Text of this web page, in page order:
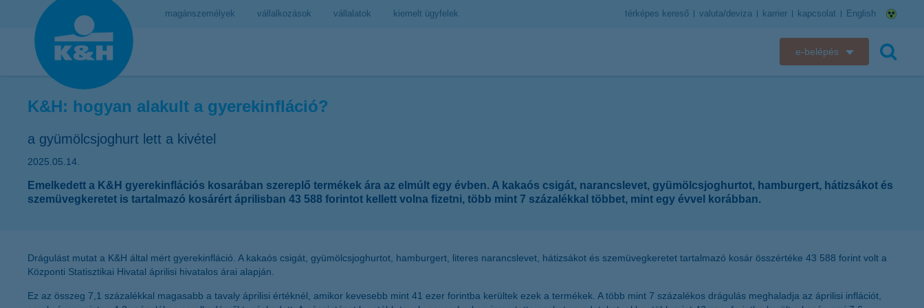
magánszemélyek vállalkozások vállalatok kiemelt ügyfelek térképes kereső valuta/deviza karrier kapcsolat English
e-belépés
K&H web Electra
K&H SZÉP Kártya
K&H: hogyan alakult a gyerekinfláció?
a gyümölcsjoghurt lett a kivétel
2025.05.14.
Emelkedett a K&H gyerekinflációs kosarában szereplő termékek ára az elmúlt egy évben. A kakaós csigát, narancslevet, gyümölcsjoghurtot, hamburgert, hátizsákot és
szemüvegkeretet is tartalmazó kosárért áprilisban 43 588 forintot kellett volna fizetni, több mint 7 százalékkal többet, mint egy évvel korábban.
Drágulást mutat a K&H által mért gyerekinfláció. A kakaós csigát, gyümölcsjoghurtot, hamburgert, literes narancslevet, hátizsákot és szemüvegkeretet tartalmazó kosár összértéke 43 588 forint volt a
Központi Statisztikai Hivatal áprilisi hivatalos árai alapján.
Ez az összeg 7,1 százalékkal magasabb a tavaly áprilisi értéknél, amikor kevesebb mint 41 ezer forintba kerültek ezek a termékek. A több mint 7 százalékos drágulás meghaladja az áprilisi inflációt,